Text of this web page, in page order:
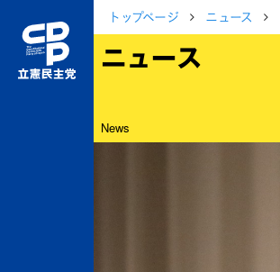
トップページ ニュース
ニュース
News